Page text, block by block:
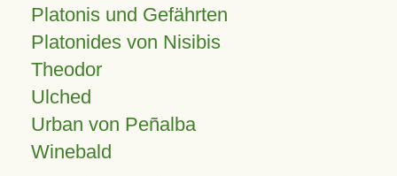
Platonis und Gefährten
Platonides von Nisibis
Theodor
Ulched
Urban von Peñalba
Winebald